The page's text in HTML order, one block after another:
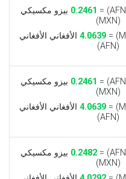
0.2461 بيزو مكسيكي
(MXN)
4.0639 الأفغاني الأفغاني
(AFN)
0.2461 بيزو مكسيكي
(MXN)
4.0639 الأفغاني الأفغاني
(AFN)
0.2482 بيزو مكسيكي
(MXN)